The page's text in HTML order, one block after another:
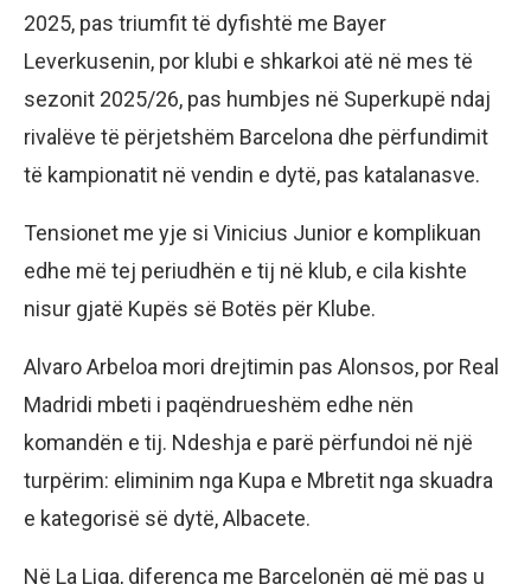
2025, pas triumfit të dyfishtë me Bayer
Leverkusenin, por klubi e shkarkoi atë në mes të
sezonit 2025/26, pas humbjes në Superkupë ndaj
rivalëve të përjetshëm Barcelona dhe përfundimit
të kampionatit në vendin e dytë, pas katalanasve.
Tensionet me yje si Vinicius Junior e komplikuan
edhe më tej periudhën e tij në klub, e cila kishte
nisur gjatë Kupës së Botës për Klube.
Alvaro Arbeloa mori drejtimin pas Alonsos, por Real
Madridi mbeti i paqëndrueshëm edhe nën
komandën e tij. Ndeshja e parë përfundoi në një
turpërim: eliminim nga Kupa e Mbretit nga skuadra
e kategorisë së dytë, Albacete.
Në La Liga, diferenca me Barcelonën që më pas u